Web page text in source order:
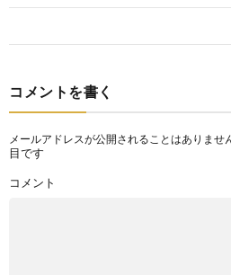
コメントを書く
メールアドレスが公開されることはありませ
目です
コメント